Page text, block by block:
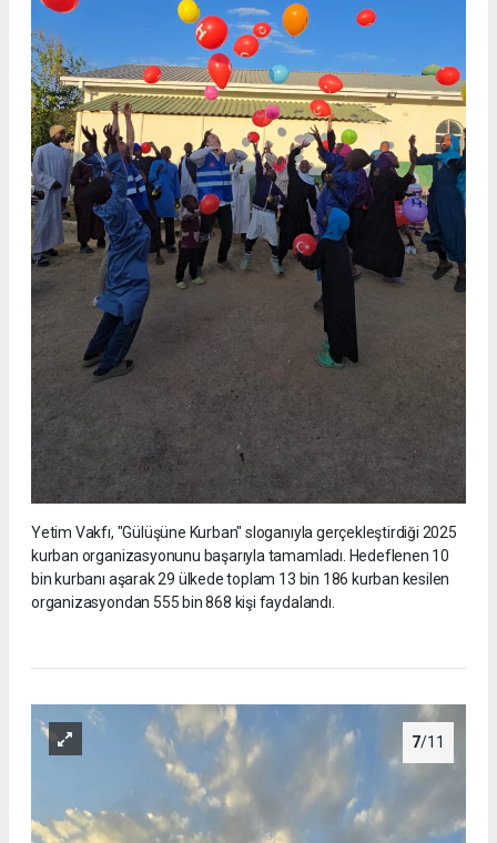
Yetim Vakfı, "Gülüşüne Kurban" sloganıyla gerçekleştirdiği 2025
kurban organizasyonunu başarıyla tamamladı. Hedeflenen 10
bin kurbanı aşarak 29 ülkede toplam 13 bin 186 kurban kesilen
organizasyondan 555 bin 868 kişi faydalandı.
7/11